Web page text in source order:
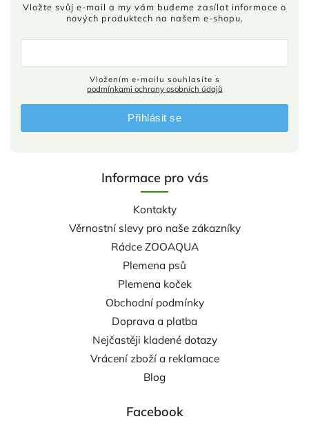
Informace pro vás
Kontakty
Věrnostní slevy pro naše zákazníky
Rádce ZOOAQUA
Plemena psů
Plemena koček
Obchodní podmínky
Doprava a platba
Nejčastěji kladené dotazy
Vrácení zboží a reklamace
Blog
Facebook
Vložte svůj e-mail a my vám budeme zasílat informace o
nových produktech na našem e-shopu.
podmínkami ochrany osobních údajů
Přihlásit se